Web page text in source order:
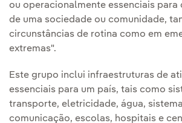
ou operacionalmente essenciais para
de uma sociedade ou comunidade,
circunstâncias de rotina como em
extremas".
Este grupo inclui infraestruturas de
essenciais para um país, tais como
transporte, eletricidade, água,
comunicação, escolas, hospitais e